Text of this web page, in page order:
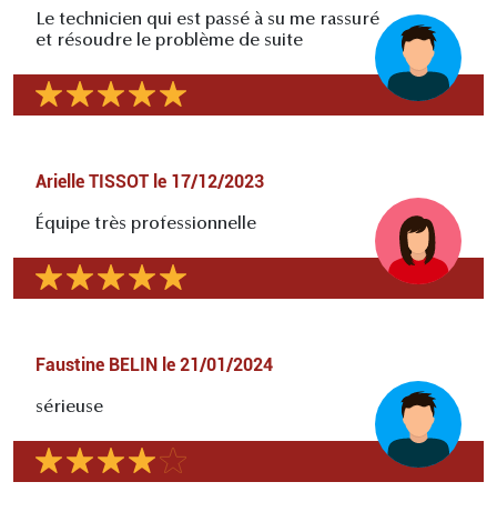
Le technicien qui est passé à su me rassuré
et résoudre le problème de suite
Arielle TISSOT le 17/12/2023
Équipe très professionnelle
Faustine BELIN le 21/01/2024
sérieuse